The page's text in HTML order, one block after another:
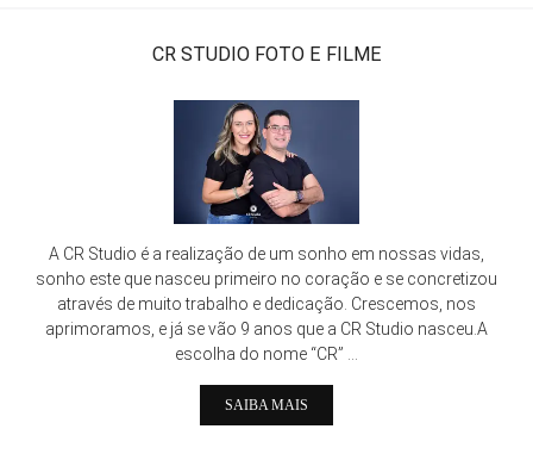
CR STUDIO FOTO E FILME
A CR Studio é a realização de um sonho em nossas vidas,
sonho este que nasceu primeiro no coração e se concretizou
através de muito trabalho e dedicação. Crescemos, nos
aprimoramos, e já se vão 9 anos que a CR Studio nasceu.A
escolha do nome “CR” ...
SAIBA MAIS